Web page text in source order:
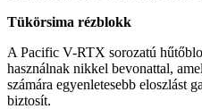
Tükörsima rézblokk
A Pacific V-RTX sorozatú
használnak nikkel bevonattal,
számára egyenletesebb eloszlást
biztosít.